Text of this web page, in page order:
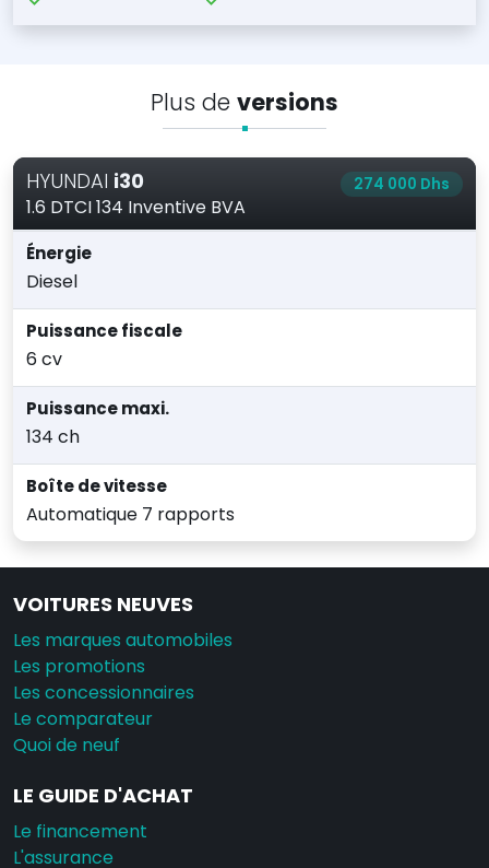
Plus de versions
HYUNDAI i30
1.6 DTCI 134 Inventive BVA
274 000 Dhs
Énergie
Diesel
Puissance fiscale
6 cv
Puissance maxi.
134 ch
Boîte de vitesse
Automatique 7 rapports
VOITURES NEUVES
Les marques automobiles
Les promotions
Les concessionnaires
Le comparateur
Quoi de neuf
LE GUIDE D'ACHAT
Le financement
L'assurance